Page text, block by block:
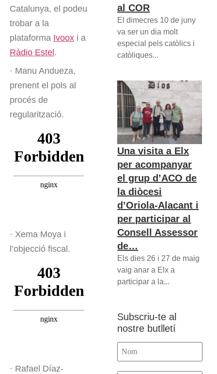
Catalunya, el podeu
trobar a la
plataforma Ivoox i a
Ràdio Estel.
· Manu Andueza,
prenent el pols al
procés de
regularització.
· Xema Moya i
l’objecció fiscal.
· Rafael Díaz-
al COR
El dimecres 10 de juny
va ser un dia molt
especial pels catòlics i
catòliques...
Una visita a Elx
per acompanyar
el grup d’ACO de
la diòcesi
d’Oriola-Alacant i
per participar al
Consell Assessor
de…
Els dies 26 i 27 de maig
vaig anar a Elx a
participar a la...
Subscriu-te al
nostre butlletí